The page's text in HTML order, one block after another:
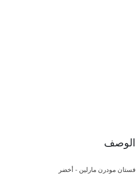
الوصف
فستان مودرن مارلين - أخضر